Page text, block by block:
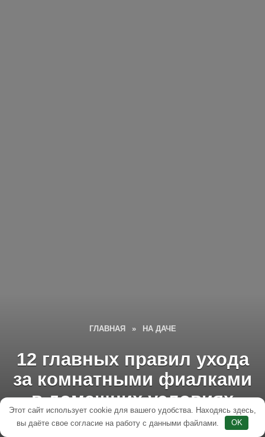
ГЛАВНАЯ » НА ДАЧЕ
12 главных правил ухода
за комнатными фиалками
в домашних условиях
Этот сайт использует cookie для вашего удобства. Находясь здесь,
вы даёте свое согласие на работу с данными файлами.
OK